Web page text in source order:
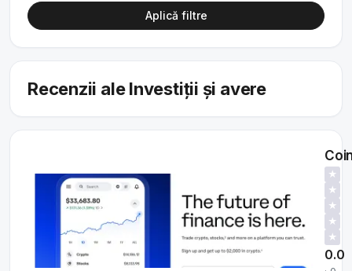
Aplică filtre
Recenzii ale Investiții și avere
★
★
★
★
★
0.0